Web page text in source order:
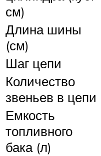
см)
Длина шины
(см)
Шаг цепи
Количество
звеньев в цепи
Емкость
топливного
бака (л)